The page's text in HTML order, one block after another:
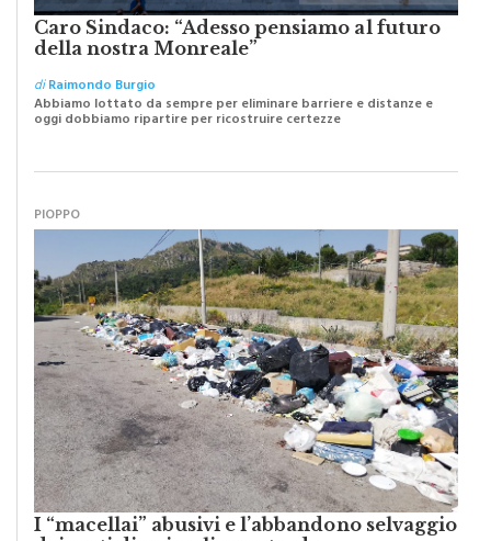
della nostra Monreale”
diRaimondo Burgio
Abbiamo lottato da sempre per eliminare barriere e distanze e
oggi dobbiamo ripartire per ricostruire certezze
I “macellai” abusivi e l’abbandono selvaggio
dei resti di animali per strada